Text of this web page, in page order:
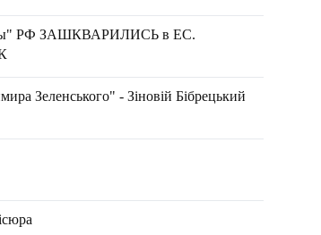
РФ ЗАШКВАРИЛИСЬ в ЕС.
Зеленського" - Зіновій Бібрецький